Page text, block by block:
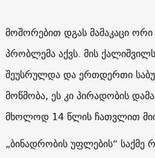
მოშორებით დგას მამაკაცი ორი
პრობლემა აქვს. მის
შეუსრულდა და ერთდერთი
მოწმობა, ეს კი პირადობის
მხოლოდ 14 წლის ჩათვლით
„ბინადრობის უფლების“ საქმე